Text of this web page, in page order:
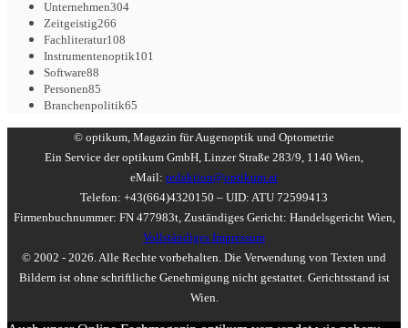
Unternehmen304
Zeitgeistig266
Fachliteratur108
Instrumentenoptik101
Software88
Personen85
Branchenpolitik65
© optikum, Magazin für Augenoptik und Optometrie
Ein Service der optikum GmbH, Linzer Straße 283/9, 1140 Wien,
eMail: redaktion@optikum.at
Telefon: +43(664)4320150 – UID: ATU 72599413
Firmenbuchnummer: FN 477983t, Zuständiges Gericht: Handelsgericht Wien,
Vollständiges Impressum
© 2002 - 2026. Alle Rechte vorbehalten. Die Verwendung von Texten und
Bildern ist ohne schriftliche Genehmigung nicht gestattet. Gerichtsstand ist
Wien.